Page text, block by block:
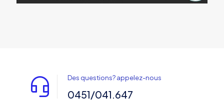
Des questions? appelez-nous
0451/041.647